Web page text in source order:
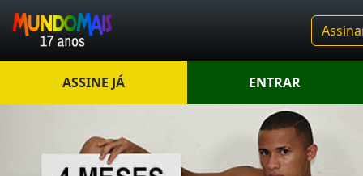
ASSINE JÁ ENTRAR